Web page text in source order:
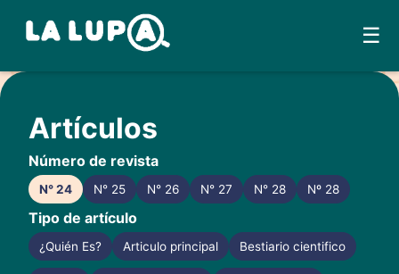
Skip
to
content
☰
Artículos
Número de revista
N° 24 N° 25 N° 26 N° 27 N° 28 Nº 28
Tipo de artículo
¿Quién Es? Articulo principal Bestiario cientifico